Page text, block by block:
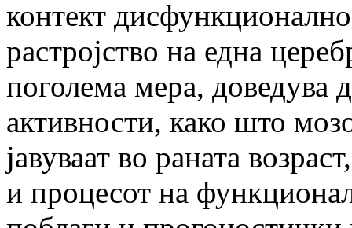
контект
растројство на една
поголема мера, доведува
активности, како што
јавуваат во раната
и процесот на